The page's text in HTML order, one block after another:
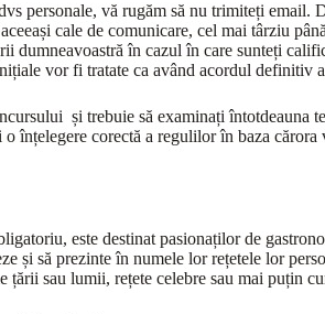
personale, vă rugăm să nu trimiteți email.
cale de comunicare, cel mai târziu
dumneavoastră în cazul în care sunteți
vor fi tratate ca având acordul definitiv
și trebuie să examinați întotdeauna
înțelegere corectă a regulilor în baza cărora
este destinat pasionaților de
și să prezinte în numele lor rețetele lor
sau lumii, rețete celebre sau mai puțin